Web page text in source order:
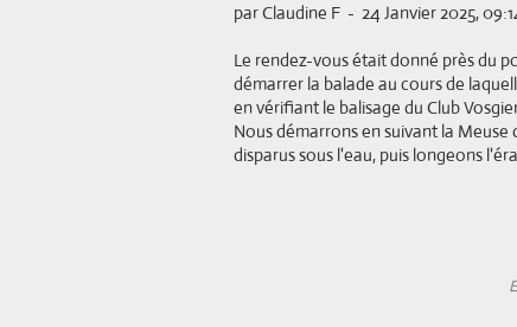
par Claudine F - 24 Janvier 2025,
Le rendez-vous était donné près du
démarrer la balade au cours de
en vérifiant le balisage du Club
Nous démarrons en suivant la
disparus sous l'eau, puis longeons